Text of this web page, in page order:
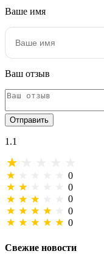
Ваше имя
Ваш отзыв
Отправить
1.1
0
0
0
0
0
Свежие новости